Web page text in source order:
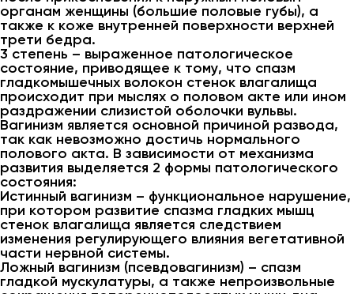
органам женщины (большие половые губы), а
также к коже внутренней поверхности верхней
трети бедра.
3 степень – выраженное патологическое
состояние, приводящее к тому, что спазм
гладкомышечных волокон стенок влагалища
происходит при мыслях о половом акте или ином
раздражении слизистой оболочки вульвы.
Вагинизм является основной причиной развода,
так как невозможно достичь нормального
полового акта. В зависимости от механизма
развития выделяется 2 формы патологического
состояния:
Истинный вагинизм – функциональное нарушение,
при котором развитие спазма гладких мышц
стенок влагалища является следствием
изменения регулирующего влияния вегетативной
части нервной системы.
Ложный вагинизм (псевдовагинизм) – спазм
гладкой мускулатуры, а также непроизвольные